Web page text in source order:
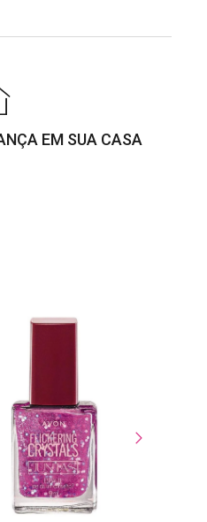
EM SUA CASA